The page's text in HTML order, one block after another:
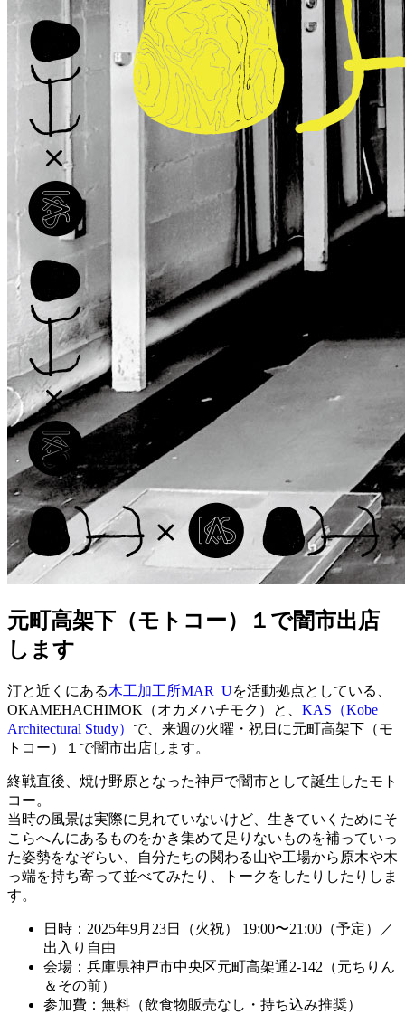
元町高架下（モトコー）１で闇市出店
します
汀と近くにある木工加工所MAR_Uを活動拠点としている、
OKAMEHACHIMOK（オカメハチモク）と、 KAS（Kobe
Architectural Study） で、来週の火曜・祝日に元町高架下（モ
トコー）１で闇市出店します。
終戦直後、焼け野原となった神戸で闇市として誕生したモト
コー。
当時の風景は実際に見れていないけど、生きていくためにそ
こらへんにあるものをかき集めて足りないものを補っていっ
た姿勢をなぞらい、自分たちの関わる山や工場から原木や木
っ端を持ち寄って並べてみたり、トークをしたりしたりしま
す。
日時：2025年9月23日（火祝） 19:00〜21:00（予定）／
出入り自由
会場：兵庫県神戸市中央区元町高架通2-142（元ちりん
＆その前）
参加費：無料（飲食物販売なし・持ち込み推奨）